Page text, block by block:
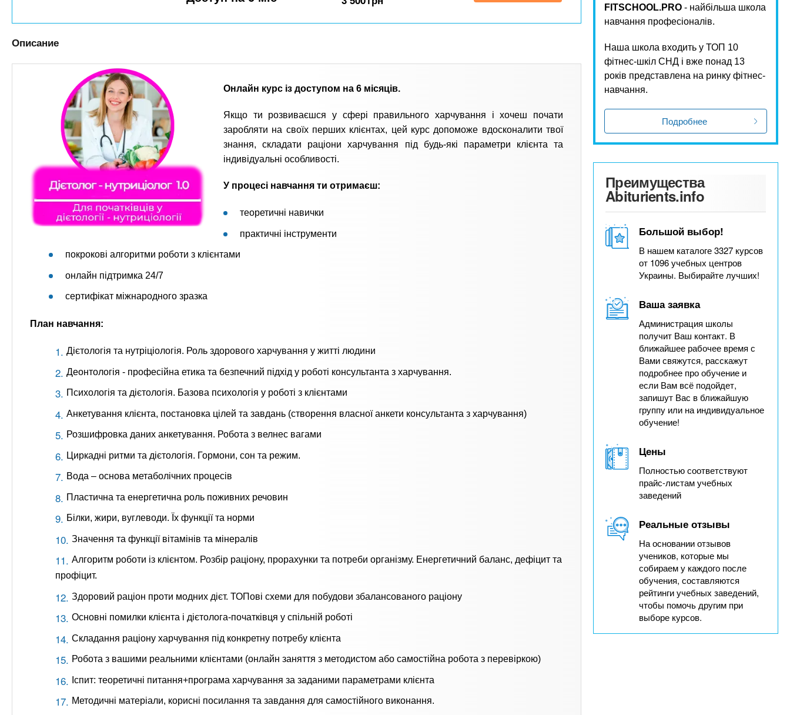
n
t
s
n
o
з
а
Описание
Онлайн курс із доступом на 6 місяців.
Якщо ти розвиваєшся у сфері правильного харчування і хочеш почати
заробляти на своїх перших клієнтах, цей курс допоможе вдосконалити твої
знання, складати раціони харчування під будь-які параметри клієнта та
індивідуальні особливості.
У процесі навчання ти отримаєш:
теоретичні навички
практичні інструменти
покрокові алгоритми роботи з клієнтами
онлайн підтримка 24/7
сертифікат міжнародного зразка
План навчання:
Дієтологія та нутріціологія. Роль здорового харчування у житті людини
Деонтологія - професійна етика та безпечний підхід у роботі консультанта з харчування.
Психологія та дієтологія. Базова психологія у роботі з клієнтами
Анкетування клієнта, постановка цілей та завдань (створення власної анкети консультанта з харчування)
Розшифровка даних анкетування. Робота з велнес вагами
Циркадні ритми та дієтологія. Гормони, сон та режим.
Вода – основа метаболічних процесів
Пластична та енергетична роль поживних речовин
Білки, жири, вуглеводи. Їх функції та норми
Значення та функції вітамінів та мінералів
Алгоритм роботи із клієнтом. Розбір раціону, прорахунки та потреби організму. Енергетичний баланс, дефіцит та
профіцит.
Здоровий раціон проти модних дієт. ТОПові схеми для побудови збалансованого раціону
Основні помилки клієнта і дієтолога-початківця у спільній роботі
Складання раціону харчування під конкретну потребу клієнта
Робота з вашими реальними клієнтами (онлайн заняття з методистом або самостійна робота з перевіркою)
Іспит: теоретичні питання+програма харчування за заданими параметрами клієнта
Методичні матеріали, корисні посилання та завдання для самостійного виконання.
FITSCHOOL.PRO - найбільша школа
навчання професіоналів.
Наша школа входить у ТОП 10
фітнес-шкіл СНД і вже понад 13
років представлена ​​на ринку фітнес-
навчання.
Подробнее
Преимущества
Abiturients.info
Большой выбор!
В нашем каталоге 3327 курсов
от 1096 учебных центров
Украины. Выбирайте лучших!
Ваша заявка
Администрация школы
получит Ваш контакт. В
ближайшее рабочее время с
Вами свяжутся, расскажут
подробнее про обучение и
если Вам всё подойдет,
запишут Вас в ближайшую
группу или на индивидуальное
обучение!
Цены
Полностью соответствуют
прайс-листам учебных
заведений
Реальные отзывы
На основании отзывов
учеников, которые мы
собираем у каждого после
обучения, составляются
рейтинги учебных заведений,
чтобы помочь другим при
выборе курсов.